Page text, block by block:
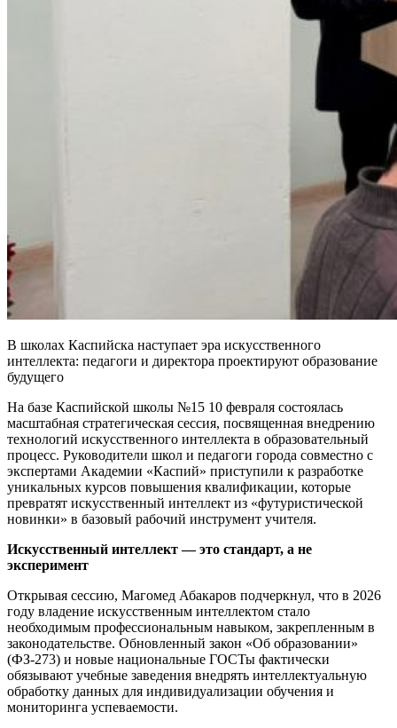
В школах Каспийска наступает эра искусственного
интеллекта: педагоги и директора проектируют образование
будущего
На базе Каспийской школы №15 10 февраля состоялась
масштабная стратегическая сессия, посвященная внедрению
технологий искусственного интеллекта в образовательный
процесс. Руководители школ и педагоги города совместно с
экспертами Академии «Каспий» приступили к разработке
уникальных курсов повышения квалификации, которые
превратят искусственный интеллект из «футуристической
новинки» в базовый рабочий инструмент учителя.
Искусственный интеллект — это стандарт, а не
эксперимент
Открывая сессию, Магомед Абакаров подчеркнул, что в 2026
году владение искусственным интеллектом стало
необходимым профессиональным навыком, закрепленным в
законодательстве. Обновленный закон «Об образовании»
(ФЗ-273) и новые национальные ГОСТы фактически
обязывают учебные заведения внедрять интеллектуальную
обработку данных для индивидуализации обучения и
мониторинга успеваемости.